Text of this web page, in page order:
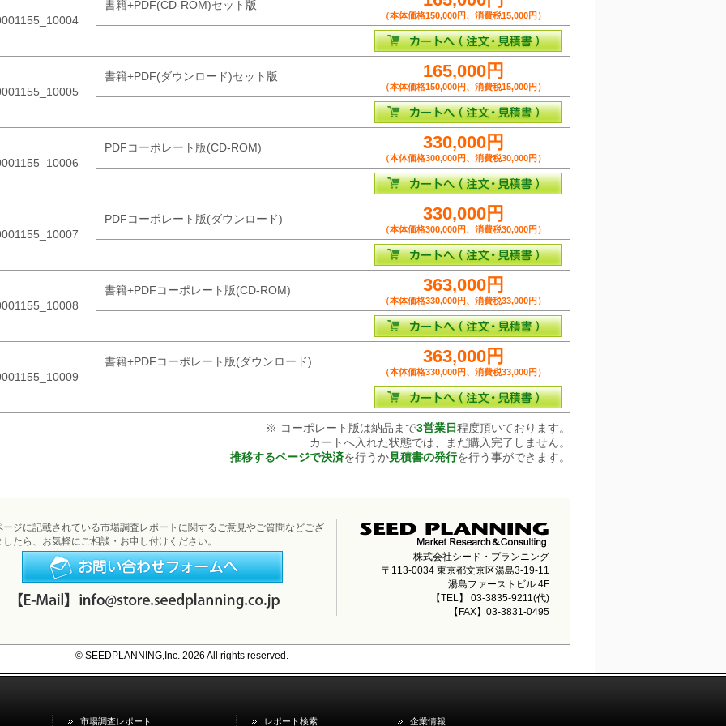
書籍+PDF(CD-ROM)セット版
（本体価格150,000円、消費税15,000円）
書籍+PDF(ダウンロード)セット版 165,000円
（本体価格150,000円、消費税15,000円）
PDFコーポレート版(CD-ROM) 330,000円
（本体価格300,000円、消費税30,000円）
PDFコーポレート版(ダウンロード) 330,000円
（本体価格300,000円、消費税30,000円）
書籍+PDFコーポレート版(CD-ROM) 363,000円
（本体価格330,000円、消費税33,000円）
書籍+PDFコーポレート版(ダウンロード) 363,000円
（本体価格330,000円、消費税33,000円）
※ コーポレート版は納品まで3営業日程度頂いております。
カートへ入れた状態では、まだ購入完了しません。
推移するページで決済を行うか見積書の発行を行う事ができます。
ージに記載されている市場調査レポートに関するご意見やご質問などござ
したら、お気軽にご相談・お申し付けください。
株式会社シード・プランニング
〒113-0034 東京都文京区湯島3-19-11
湯島ファーストビル 4F
【TEL】 03-3835-9211(代)
【FAX】03-3831-0495
© SEEDPLANNING,Inc. 2026 All rights reserved.
市場調査レポート レポート検索 企業情報